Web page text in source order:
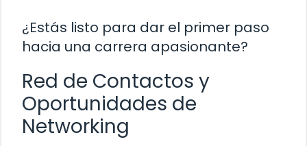
¿Estás listo para dar el primer paso
hacia una carrera apasionante?
Red de Contactos y
Oportunidades de
Networking